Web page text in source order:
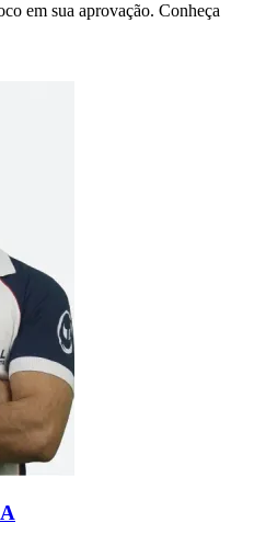
em sua aprovação. Conheça